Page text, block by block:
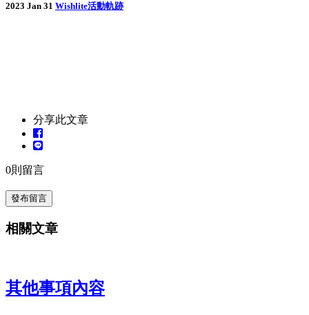
2023 Jan 31 Wishlite活動軌跡
分享此文章
0則留言
發布留言
相關文章
其他事項內容